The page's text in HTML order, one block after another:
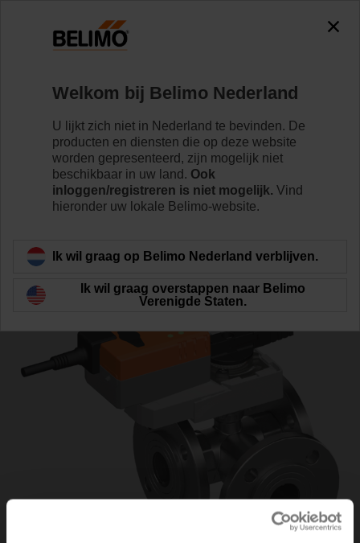
R7040R16-B3+NRQ24A-SZ
Meer informatie
Terug naar product categorie
Welkom bij Belimo Nederland
U lijkt zich niet in Nederland te bevinden. De
producten en diensten die op deze website
worden gepresenteerd, zijn mogelijk niet
beschikbaar in uw land. Ook
inloggen/registreren is niet mogelijk. Vind
hieronder uw lokale Belimo-website.
Ik wil graag op Belimo Nederland verblijven.
Ik wil graag overstappen naar Belimo
Verenigde Staten.